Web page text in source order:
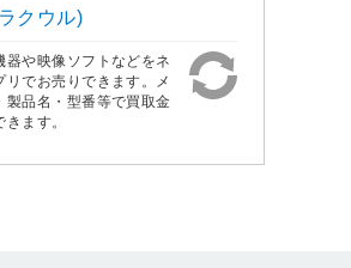
クウル)
器や映像ソフトなどをネ
リでお売りできます。メ
製品名・型番等で買取金
ます。